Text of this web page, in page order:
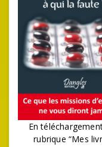
En
rubrique “Mes